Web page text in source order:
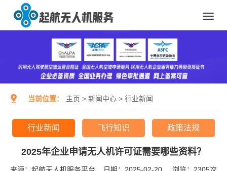
当前位置： 主页 > 新闻中心 > 行业新闻
行业新闻 飞行知识 政策法规
2025年企业申请无人机许可证需要哪些资料？